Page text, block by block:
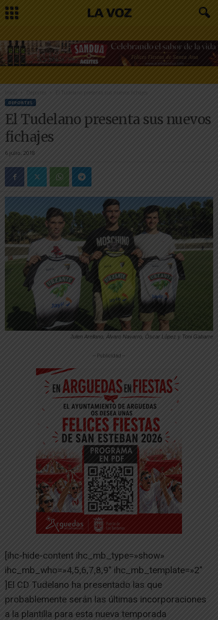
Inicio El Tudelano presenta sus nuevos fichajes
DEPORTES
El Tudelano presenta sus nuevos
fichajes
6 julio, 2018
Julen Arellano, Álvaro Navarro, Óscar López y Toni Gabarre
-- Publicidad --
[ihc-hide-content ihc_mb_type=»show»
ihc_mb_who=»4,5,6,7,8,9″ ihc_mb_template=»2″
]El CD Tudelano ha presentado las que
probablemente serán las últimas incorporaciones
a la plantilla para esta nueva temporada